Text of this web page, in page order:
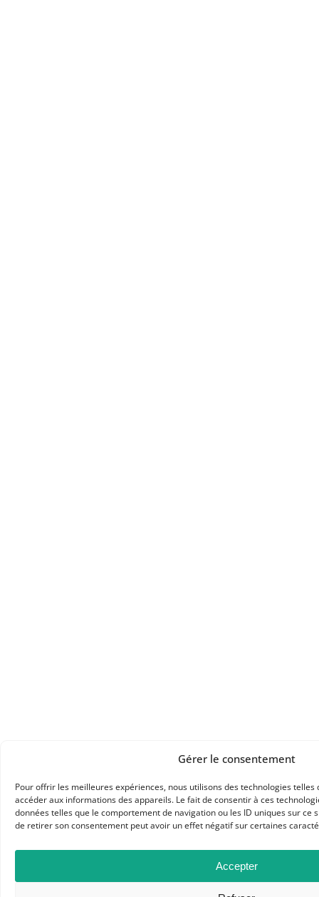
Gérer le consentement
Pour offrir les meilleures expériences, nous utilisons des technologies
accéder aux informations des appareils. Le fait de consentir à ces
données telles que le comportement de navigation ou les ID uniques sur ce
de retirer son consentement peut avoir un effet négatif sur certaines
Accepter